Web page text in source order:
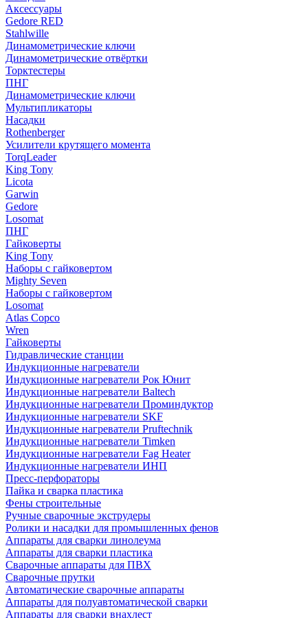
Аксессуары
Gedore RED
Stahlwille
Динамометрические ключи
Динамометрические отвёртки
Торктестеры
ПНГ
Динамометрические ключи
Мультипликаторы
Насадки
Rothenberger
Усилители крутящего момента
TorqLeader
King Tony
Licota
Garwin
Gedore
Losomat
ПНГ
Гайковерты
King Tony
Наборы с гайковертом
Mighty Seven
Наборы с гайковертом
Losomat
Atlas Copco
Wren
Гайковерты
Гидравлические станции
Индукционные нагреватели
Индукционные нагреватели Рок Юнит
Индукционные нагреватели Baltech
Индукционные нагреватели Проминдуктор
Индукционные нагреватели SKF
Индукционные нагреватели Pruftechnik
Индукционные нагреватели Timken
Индукционные нагреватели Fag Heater
Индукционные нагреватели ИНП
Пресс-перфораторы
Пайка и сварка пластика
Фены строительные
Ручные сварочные экструдеры
Ролики и насадки для промышленных фенов
Аппараты для сварки линолеума
Аппараты для сварки пластика
Сварочные аппараты для ПВХ
Сварочные прутки
Автоматические сварочные аппараты
Аппараты для полуавтоматической сварки
Аппараты для сварки внахлест